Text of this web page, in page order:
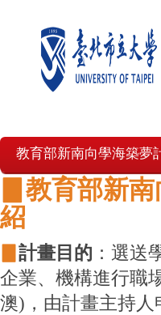
教育部新南向學海築夢
教育部新
紹
計畫目的 ： 選送
企業、機構進行職
澳)，由計畫主持